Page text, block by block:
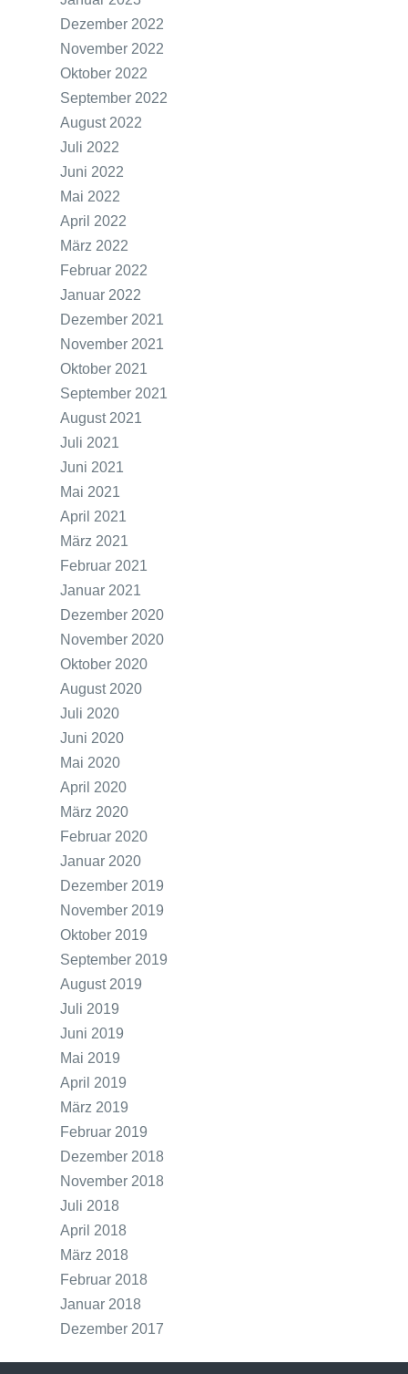
Dezember 2022
November 2022
Oktober 2022
September 2022
August 2022
Juli 2022
Juni 2022
Mai 2022
April 2022
März 2022
Februar 2022
Januar 2022
Dezember 2021
November 2021
Oktober 2021
September 2021
August 2021
Juli 2021
Juni 2021
Mai 2021
April 2021
März 2021
Februar 2021
Januar 2021
Dezember 2020
November 2020
Oktober 2020
August 2020
Juli 2020
Juni 2020
Mai 2020
April 2020
März 2020
Februar 2020
Januar 2020
Dezember 2019
November 2019
Oktober 2019
September 2019
August 2019
Juli 2019
Juni 2019
Mai 2019
April 2019
März 2019
Februar 2019
Dezember 2018
November 2018
Juli 2018
April 2018
März 2018
Februar 2018
Januar 2018
Dezember 2017